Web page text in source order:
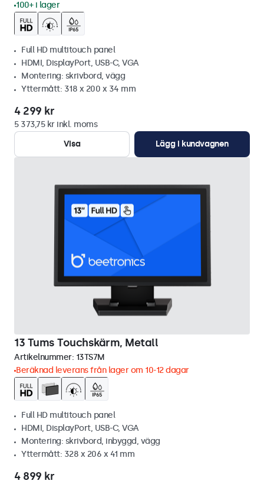
100+ i lager
Full HD multitouch panel
HDMI, DisplayPort, USB-C, VGA
Montering: skrivbord, vägg
Yttermått: 318 x 200 x 34 mm
4 299 kr
5 373,75 kr inkl. moms
Visa
Lägg i kundvagnen
13 Tums Touchskärm, Metall
Artikelnummer: 13TS7M
Beräknad leverans från lager om 10-12 dagar
Full HD multitouch panel
HDMI, DisplayPort, USB-C, VGA
Montering: skrivbord, inbyggd, vägg
Yttermått: 328 x 206 x 41 mm
4 899 kr